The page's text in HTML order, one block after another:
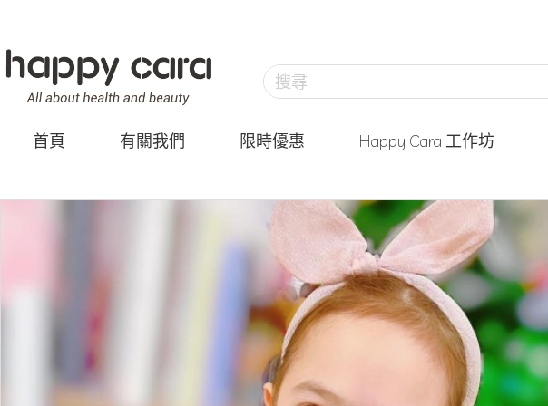
首頁 有關我們 限時優惠 Happy Cara 工作坊